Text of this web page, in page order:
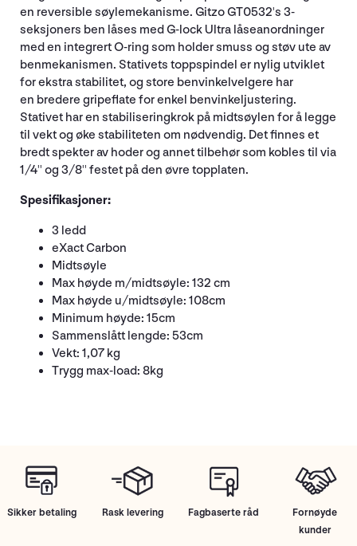
en reversible søylemekanisme. Gitzo GT0532's 3-
seksjoners ben låses med G-lock Ultra låseanordninger
med en integrert O-ring som holder smuss og støv ute av
benmekanismen. Stativets toppspindel er nylig utviklet
for ekstra stabilitet, og store benvinkelvelgere har
en bredere gripeflate for enkel benvinkeljustering.
Stativet har en stabiliseringkrok på midtsøylen for å legge
til vekt og øke stabiliteten om nødvendig. Det finnes et
bredt spekter av hoder og annet tilbehør som kobles til via
1/4'' og 3/8'' festet på den øvre topplaten.
Spesifikasjoner:
3 ledd
eXact Carbon
Midtsøyle
Max høyde m/midtsøyle: 132 cm
Max høyde u/midtsøyle: 108cm
Minimum høyde: 15cm
Sammenslått lengde: 53cm
Vekt: 1,07 kg
Trygg max-load: 8kg
Sikker betaling Rask levering Fagbaserte råd
Fornøyde
kunder